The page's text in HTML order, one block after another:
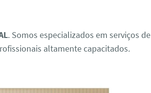
. Somos especializados em serviços de
altamente capacitados.